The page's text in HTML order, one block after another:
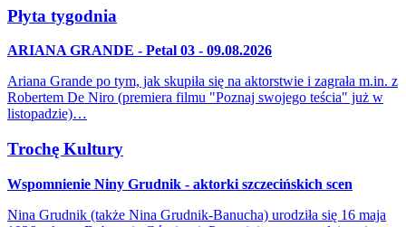
Płyta tygodnia
ARIANA GRANDE - Petal 03 - 09.08.2026
Ariana Grande po tym, jak skupiła się na aktorstwie i zagrała m.in. z
Robertem De Niro (premiera filmu "Poznaj swojego teścia" już w
listopadzie)…
Trochę Kultury
Wspomnienie Niny Grudnik - aktorki szczecińskich scen
Nina Grudnik (także Nina Grudnik-Banucha) urodziła się 16 maja